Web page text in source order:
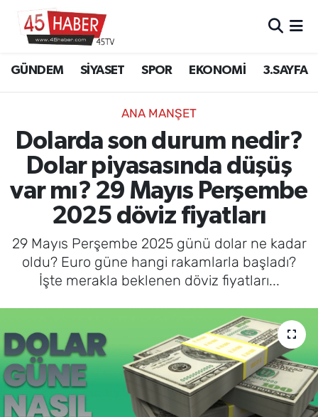
GÜNDEM SİYASET SPOR EKONOMİ 3.SAYFA
ANA MANŞET
Dolarda son durum nedir?
Dolar piyasasında düşüş
var mı? 29 Mayıs Perşembe
2025 döviz fiyatları
29 Mayıs Perşembe 2025 günü dolar ne kadar
oldu? Euro güne hangi rakamlarla başladı?
İşte merakla beklenen döviz fiyatları...
SİYASET
EKONOMİ
3.SAYFA
EĞİTİM
SAĞLIK
YAŞAM
MAGAZİN
Manisa Hava Durumu
Manisa Trafik Yoğunluk Haritası
Süper Lig Puan Durumu ve Fikstür
Tüm Manşetler
Son Dakika Haberleri
Haber Arşivi